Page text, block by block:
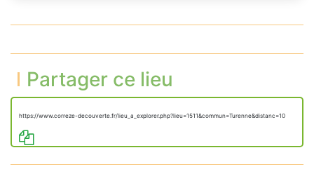
Partager ce lieu
https://www.correze-decouverte.fr/lieu_a_explorer.php?lieu=1511&commun=Turenne&distanc=10